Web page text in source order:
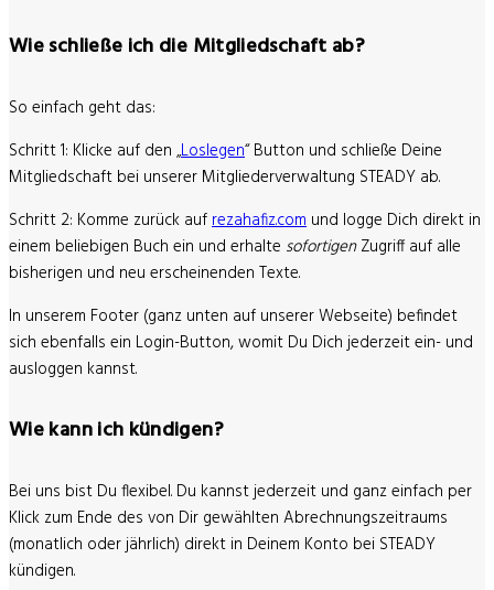
Wie schließe ich die Mitgliedschaft ab?
So einfach geht das:
Schritt 1: Klicke auf den „Loslegen“ Button und schließe Deine
Mitgliedschaft bei unserer Mitgliederverwaltung STEADY ab.
Schritt 2: Komme zurück aufrezahafiz.com und logge Dich direkt in
einem beliebigen Buch ein und erhalte sofortigenZugriff auf alle
bisherigen und neu erscheinenden Texte.
In unserem Footer (ganz unten auf unserer Webseite) befindet
sich ebenfalls ein Login-Button, womit Du Dich jederzeit ein- und
ausloggen kannst.
Wie kann ich kündigen?
Bei uns bist Du flexibel. Du kannst jederzeit und ganz einfach per
Klick zum Ende des von Dir gewählten Abrechnungszeitraums
(monatlich oder jährlich) direkt in Deinem Konto bei STEADY
kündigen.